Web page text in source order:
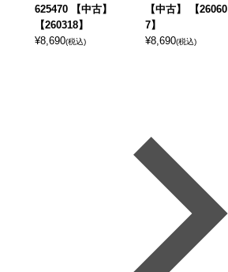
625470 【中古】
【260318】
¥8,690(税込)
【中古】 【26060
7】
¥8,690(税込)